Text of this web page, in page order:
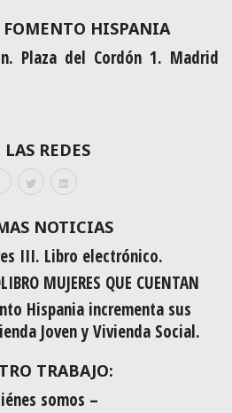
HISPANIA
Plaza del Cordón 1. Madrid
LAS REDES
NOTICIAS
III. Libro electrónico.
MUJERES QUE CUENTAN
Hispania incrementa sus
Joven y Vivienda Social.
TRABAJO:
somos –